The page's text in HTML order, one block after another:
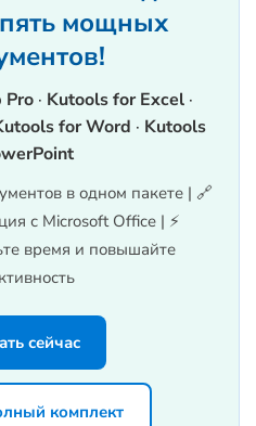
мощных
Pro · Kutools for Excel ·
for Word · Kutools
в одном пакете | 🔗
с Microsoft Office | ⚡
время и повышайте
сейчас
комплект